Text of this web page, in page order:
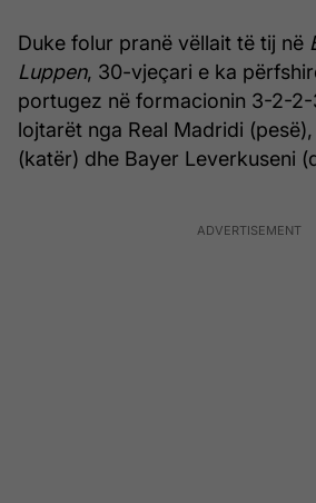
Duke folur pranë vëllait të tij në
Luppen, 30-vjeçari e ka
portugez në formacionin 3-2-2-
lojtarët nga Real Madridi
(katër) dhe Bayer Leverkuseni